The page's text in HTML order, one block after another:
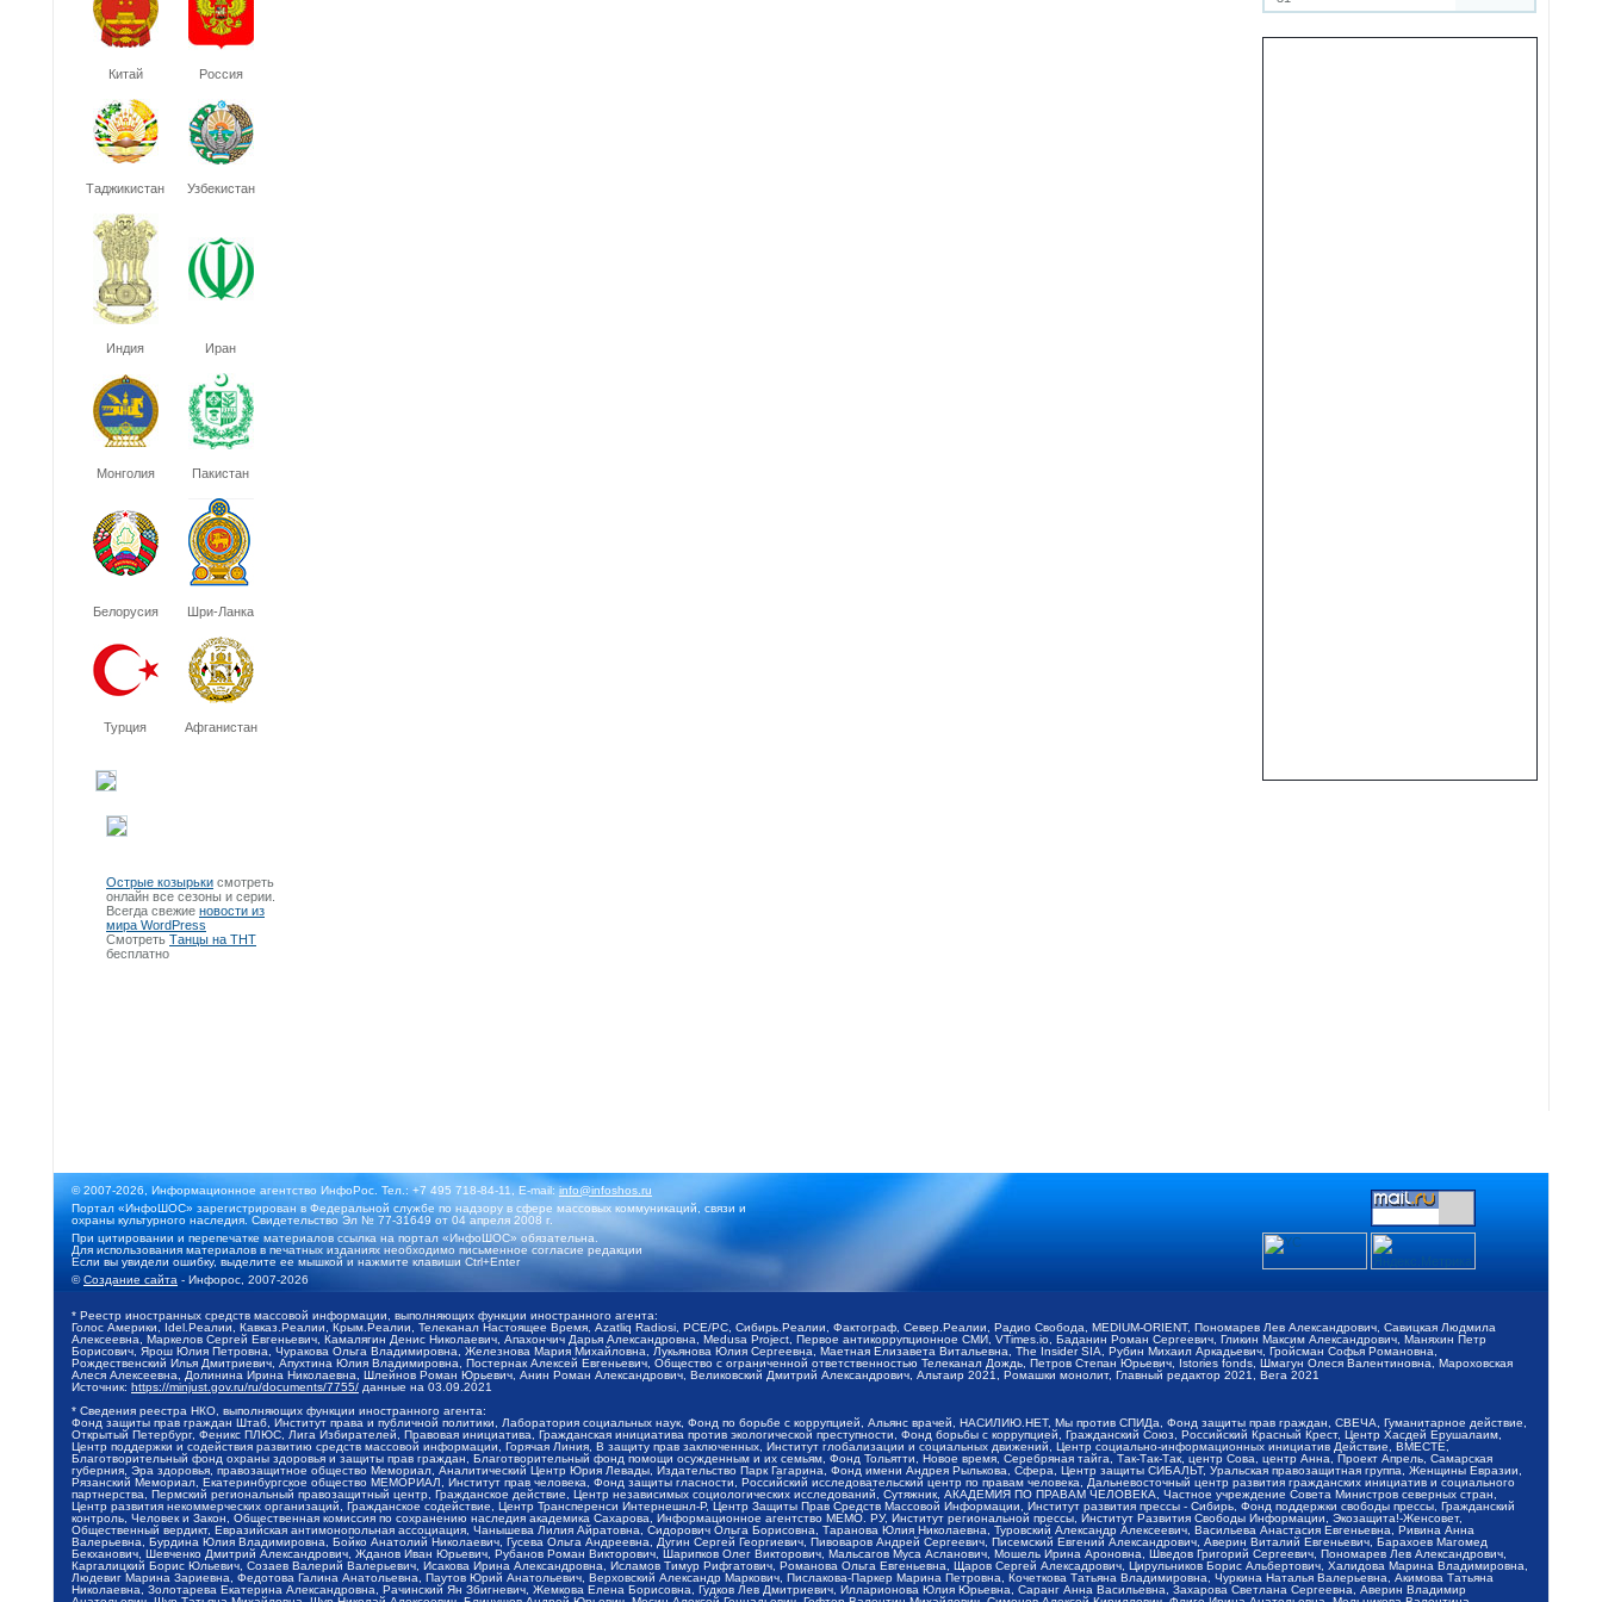
Китай Россия
Таджикистан Узбекистан
Индия Иран
Монголия Пакистан
Белорусия Шри-Ланка
Турция Афганистан
Острые козырьки смотреть
онлайн все сезоны и серии.
Всегда свежие новости из
мира WordPress
Смотреть Танцы на ТНТ
бесплатно
© 2007-2026, Информационное агентство ИнфоРос. Тел.: +7 495 718-84-11, E-mail:info@infoshos.ru
Портал «ИнфоШОС» зарегистрирован в Федеральной службе по надзору в сфере массовых коммуникаций, связи и
охраны культурного наследия. Свидетельство Эл № 77-31649 от 04 апреля 2008 г.
При цитировании и перепечатке материалов ссылка на портал «ИнфоШОС» обязательна.
Для использования материалов в печатных изданиях необходимо письменное согласие редакции
Если вы увидели ошибку, выделите ее мышкой и нажмите клавиши Ctrl+Enter
©Создание сайта - Инфорос, 2007-2026
* Реестр иностранных средств массовой информации, выполняющих функции иностранного агента:
Голос Америки, Idel.Реалии, Кавказ.Реалии, Крым.Реалии, Телеканал Настоящее Время, Azatliq Radiosi, PCE/PC, Сибирь.Реалии, Фактограф, Север.Реалии, Радио Свобода, MEDIUM-ORIENT, Пономарев Лев Александрович, Савицкая Людмила
Алексеевна, Маркелов Сергей Евгеньевич, Камалягин Денис Николаевич, Апахончич Дарья Александровна, Medusa Project, Первое антикоррупционное СМИ, VTimes.io, Баданин Роман Сергеевич, Гликин Максим Александрович, Маняхин Петр
Борисович, Ярош Юлия Петровна, Чуракова Ольга Владимировна, Железнова Мария Михайловна, Лукьянова Юлия Сергеевна, Маетная Елизавета Витальевна, The Insider SIA, Рубин Михаил Аркадьевич, Гройсман Софья Романовна,
Рождественский Илья Дмитриевич, Апухтина Юлия Владимировна, Постернак Алексей Евгеньевич, Общество с ограниченной ответственностью Телеканал Дождь, Петров Степан Юрьевич, Istories fonds, Шмагун Олеся Валентиновна, Мароховская
Алеся Алексеевна, Долинина Ирина Николаевна, Шлейнов Роман Юрьевич, Анин Роман Александрович, Великовский Дмитрий Александрович, Альтаир 2021, Ромашки монолит, Главный редактор 2021, Вега 2021
Источник: https://minjust.gov.ru/ru/documents/7755/ данные на 03.09.2021
* Сведения реестра НКО, выполняющих функции иностранного агента:
Фонд защиты прав граждан Штаб, Институт права и публичной политики, Лаборатория социальных наук, Фонд по борьбе с коррупцией, Альянс врачей, НАСИЛИЮ.НЕТ, Мы против СПИДа, Фонд защиты прав граждан, СВЕЧА, Гуманитарное действие,
Открытый Петербург, Феникс ПЛЮС, Лига Избирателей, Правовая инициатива, Гражданская инициатива против экологической преступности, Фонд борьбы с коррупцией, Гражданский Союз, Российский Красный Крест, Центр Хасдей Ерушалаим,
Центр поддержки и содействия развитию средств массовой информации, Горячая Линия, В защиту прав заключенных, Институт глобализации и социальных движений, Центр социально-информационных инициатив Действие, ВМЕСТЕ,
Благотворительный фонд охраны здоровья и защиты прав граждан, Благотворительный фонд помощи осужденным и их семьям, Фонд Тольятти, Новое время, Серебряная тайга, Так-Так-Так, центр Сова, центр Анна, Проект Апрель, Самарская
губерния, Эра здоровья, правозащитное общество Мемориал, Аналитический Центр Юрия Левады, Издательство Парк Гагарина, Фонд имени Андрея Рылькова, Сфера, Центр защиты СИБАЛЬТ, Уральская правозащитная группа, Женщины Евразии,
Рязанский Мемориал, Екатеринбургское общество МЕМОРИАЛ, Институт прав человека, Фонд защиты гласности, Российский исследовательский центр по правам человека, Дальневосточный центр развития гражданских инициатив и социального
партнерства, Пермский региональный правозащитный центр, Гражданское действие, Центр независимых социологических исследований, Сутяжник, АКАДЕМИЯ ПО ПРАВАМ ЧЕЛОВЕКА, Частное учреждение Совета Министров северных стран,
Центр развития некоммерческих организаций, Гражданское содействие, Центр Трансперенси Интернешнл-Р, Центр Защиты Прав Средств Массовой Информации, Институт развития прессы - Сибирь, Фонд поддержки свободы прессы, Гражданский
контроль, Человек и Закон, Общественная комиссия по сохранению наследия академика Сахарова, Информационное агентство МЕМО. РУ, Институт региональной прессы, Институт Развития Свободы Информации, Экозащита!-Женсовет,
Общественный вердикт, Евразийская антимонопольная ассоциация, Чанышева Лилия Айратовна, Сидорович Ольга Борисовна, Таранова Юлия Николаевна, Туровский Александр Алексеевич, Васильева Анастасия Евгеньевна, Ривина Анна
Валерьевна, Бурдина Юлия Владимировна, Бойко Анатолий Николаевич, Гусева Ольга Андреевна, Дугин Сергей Георгиевич, Пивоваров Андрей Сергеевич, Писемский Евгений Александрович, Аверин Виталий Евгеньевич, Барахоев Магомед
Бекханович, Шевченко Дмитрий Александрович, Жданов Иван Юрьевич, Рубанов Роман Викторович, Шарипков Олег Викторович, Мальсагов Муса Асланович, Мошель Ирина Ароновна, Шведов Григорий Сергеевич, Пономарев Лев Александрович,
Каргалицкий Борис Юльевич, Созаев Валерий Валерьевич, Исакова Ирина Александровна, Исламов Тимур Рифгатович, Романова Ольга Евгеньевна, Щаров Сергей Алексадрович, Цирульников Борис Альбертович, Халидова Марина Владимировна,
Людевиг Марина Зариевна, Федотова Галина Анатольевна, Паутов Юрий Анатольевич, Верховский Александр Маркович, Пислакова-Паркер Марина Петровна, Кочеткова Татьяна Владимировна, Чуркина Наталья Валерьевна, Акимова Татьяна
Николаевна, Золотарева Екатерина Александровна, Рачинский Ян Збигневич, Жемкова Елена Борисовна, Гудков Лев Дмитриевич, Илларионова Юлия Юрьевна, Саранг Анна Васильевна, Захарова Светлана Сергеевна, Аверин Владимир